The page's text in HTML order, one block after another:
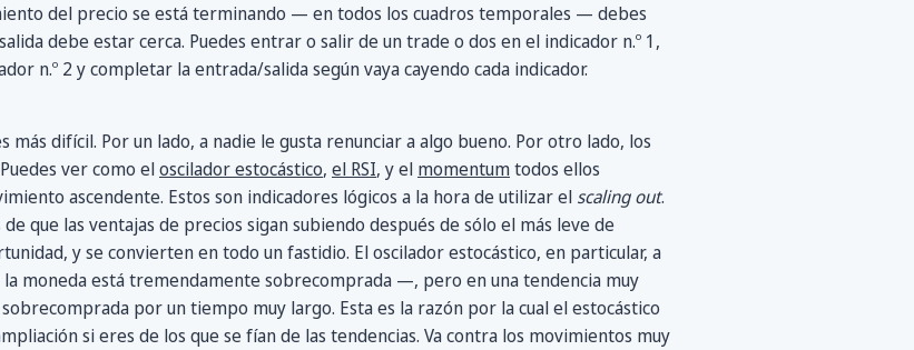
del precio se está terminando — en todos los cuadros temporales — debes
debe estar cerca. Puedes entrar o salir de un trade o dos en el indicador n.º 1,
n.º 2 y completar la entrada/salida según vaya cayendo cada indicador.
más difícil. Por un lado, a nadie le gusta renunciar a algo bueno. Por otro lado, los
ver como eloscilador estocástico, el RSI, y el momentumtodos ellos
ascendente. Estos son indicadores lógicos a la hora de utilizar el scaling out.
que las ventajas de precios sigan subiendo después de sólo el más leve de
y se convierten en todo un fastidio. El oscilador estocástico, en particular, a
moneda está tremendamente sobrecomprada —, pero en una tendencia muy
por un tiempo muy largo. Esta es la razón por la cual el estocástico
si eres de los que se fían de las tendencias. Va contra los movimientos muy